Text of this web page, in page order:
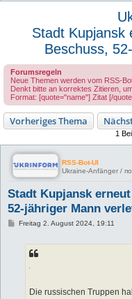
Stadt Kupjansk
Beschuss,
Forumsregeln
Neue Themen werden vom RSS-
Denkt bitte an korrektes Zitieren,
Format: [quote="name"] Zitat [/
Vorheriges Thema
1
RSS-Bot-UI
Ukraine-Anfänger /
Stadt Kupjansk
52-jähriger Mann
BFreitag 2. August 2024, 19:11
Die russischen Truppen